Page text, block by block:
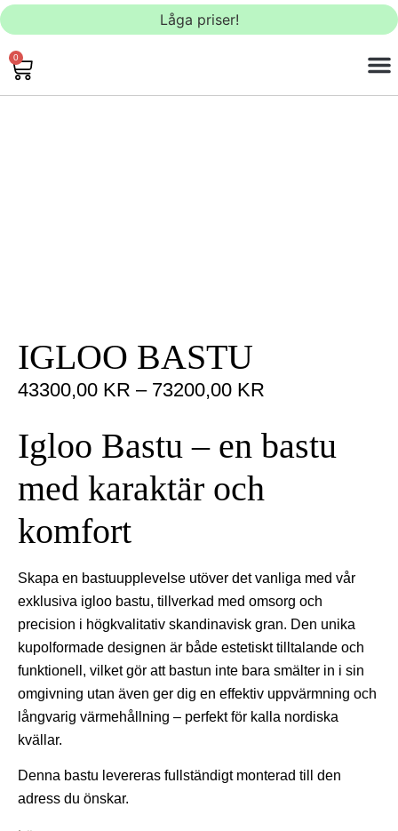
Låga priser!
0
IGLOO BASTU​
43300,00 KR – 73200,00 KR
Igloo Bastu – en bastu
med karaktär och
komfort
Skapa en bastuupplevelse utöver det vanliga med vår
exklusiva igloo bastu, tillverkad med omsorg och
precision i högkvalitativ skandinavisk gran. Den unika
kupolformade designen är både estetiskt tilltalande och
funktionell, vilket gör att bastun inte bara smälter in i sin
omgivning utan även ger dig en effektiv uppvärmning och
långvarig värmehållning – perfekt för kalla nordiska
kvällar.
Denna bastu levereras fullständigt monterad till den
adress du önskar.